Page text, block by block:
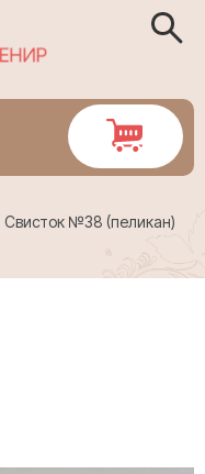
Свисток №38 (пеликан)